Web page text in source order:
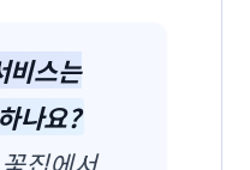
비스는
나요?